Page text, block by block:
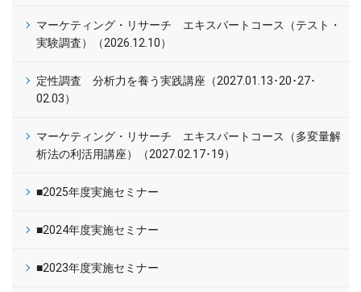
マーケティング・リサーチ エキスパートコース（テスト・
実験調査）（2026.12.10）
定性調査 分析力を養う実践講座（2027.01.13･20･27･
02.03）
マーケティング・リサーチ エキスパートコース（多変量解
析法の利活用講座）（2027.02.17･19）
■2025年度実施セミナー
■2024年度実施セミナー
■2023年度実施セミナー